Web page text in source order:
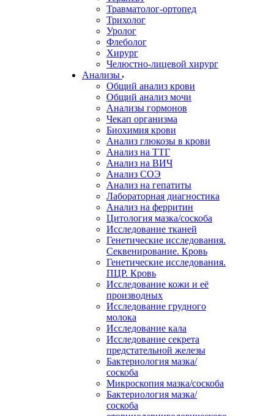
Травматолог-ортопед
Трихолог
Уролог
Флеболог
Хирург
Челюстно-лицевой хирург
Анализы
Общий анализ крови
Общий анализ мочи
Анализы гормонов
Чекап организма
Биохимия крови
Анализ глюкозы в крови
Анализ на ТТГ
Анализ на ВИЧ
Анализ СОЭ
Анализ на гепатиты
Лабораторная диагностика
Анализ на ферритин
Цитология мазка/соскоба
Исследование тканей
Генетические исследования.
Секвенирование. Кровь
Генетические исследования.
ПЦР. Кровь
Исследование кожи и её
производных
Исследование грудного
молока
Исследование кала
Исследование секрета
предстательной железы
Бактериология мазка/
соскоба
Микроскопия мазка/соскоба
Бактериология мазка/
соскоба